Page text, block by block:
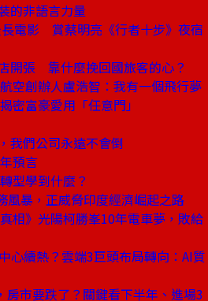
的非語言力量
電影 賞蔡明亮《行者十步》夜宿
開張 靠什麼挽回國旅客的心？
空創辦人盧浩智：我有一個飛行夢
密富豪愛用「任意門」
我們公司永遠不會倒
預言
型學到什麼？
風暴，正威脅印度經濟崛起之路
相》光陽柯勝峯10年電車夢，敗給
心續熱？雲端3巨頭布局轉向：AI質
房市要跌了？關鍵看下半年、進場3